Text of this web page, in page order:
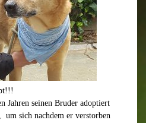
Jahren seinen Bruder adoptiert
sich nachdem er verstorben